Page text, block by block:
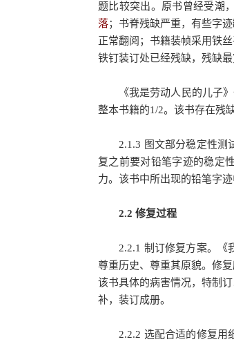
题比较突出。原书曾经受潮
落；书脊残缺严重，有些字
正常翻阅；书籍装帧采用铁
铁钉装订处已经残缺，残缺最
《我是劳动人民的儿子》
整本书籍的1/2。该书存在残
2.1.3 图文部分稳定性测试
复之前要对铅笔字迹的稳定
力。该书中所出现的铅笔字
2.2 修复过程
2.2.1 制订修复方案。《我
尊重历史、尊重其原貌。修
该书具体的病害情况，特制
补，装订成册。
2.2.2 选配合适的修复用纸